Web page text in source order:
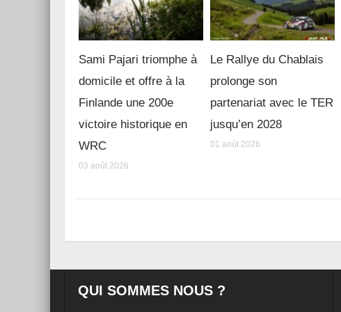
Sami Pajari triomphe à
domicile et offre à la
Finlande une 200e
victoire historique en
WRC
03 août 2026
Le Rallye du Chablais
prolonge son
partenariat avec le TER
jusqu’en 2028
01 août 2026
QUI SOMMES NOUS ?